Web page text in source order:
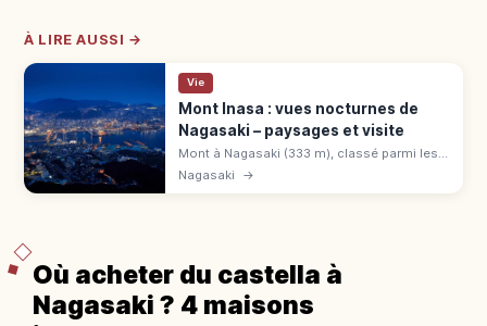
À LIRE AUSSI →
Vie
Mont Inasa : vues nocturnes de
Nagasaki – paysages et visite
Mont à Nagasaki (333 m), classé parmi les «
3 plus belles vues nocturnes du monde » en
2012 et 2021. Observatoire à 360°,
Nagasaki →
Où acheter du castella à
Nagasaki ? 4 maisons